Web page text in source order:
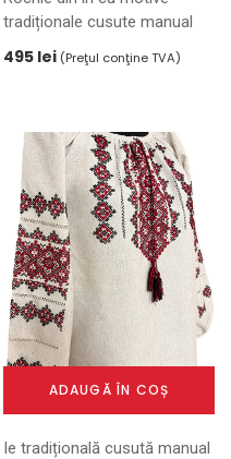
tradiționale cusute manual
495 lei (Preţul conţine TVA)
ADAUGĂ ÎN COȘ
Ie tradițională cusută manual